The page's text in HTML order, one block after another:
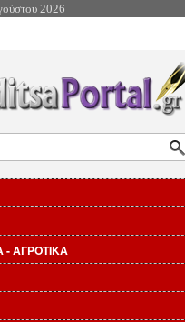
στην Πλοήγηση
2026
- ΑΓΡΟΤΙΚΑ